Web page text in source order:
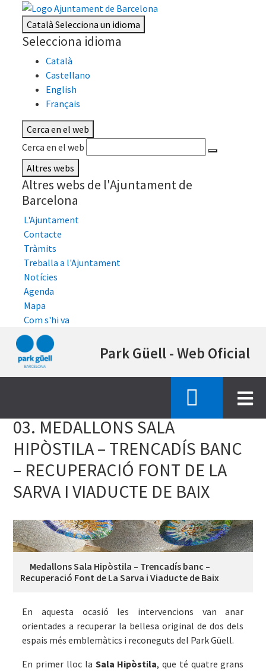
CatalàSelecciona un idioma
Selecciona idioma
Català
Castellano
English
Français
Cerca en el web
Cerca en el web
Altres webs
Altres webs de l'Ajuntament de
Barcelona
L'Ajuntament
Contacte
Tràmits
Treballa a l'Ajuntament
Notícies
Agenda
Mapa
Com s'hi va
al
Park Güell - Web Oficial
03. MEDALLONS SALA
HIPÒSTILA – TRENCADÍS BANC
– RECUPERACIÓ FONT DE LA
SARVA I VIADUCTE DE BAIX
Medallons Sala Hipòstila – Trencadís banc –
Recuperació Font de La Sarva i Viaducte de Baix
En aquesta ocasió les intervencions van anar
orientades a recuperar la bellesa original de dos dels
espais més emblemàtics i reconeguts del Park Güell.
En primer lloc la Sala Hipòstila, que té quatre grans